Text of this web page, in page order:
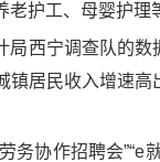
老护工、母婴护理
局西宁调查队的
镇居民收入增速
务协作招聘会